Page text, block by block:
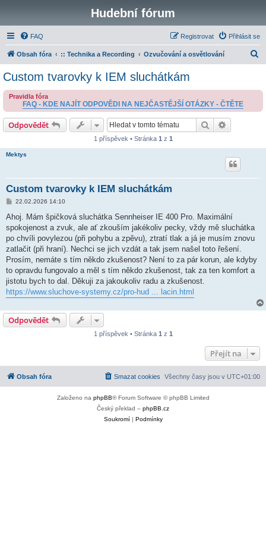
Hudební fórum
FAQ Přihlásit se
Registrovat
Obsah fóra :: Technika a Recording Ozvučování a osvětlování
a
Custom tvarovky k IEM sluchátkám
Pravidla fóra
FAQ - KDE NAJÍT ODPOVĚDI NA NEJČASTĚJŠÍ OTÁZKY - ČTĚTE
Odpovědět Hledat
1 příspěvek • Stránka 1 z 1
Mektys
Custom tvarovky k IEM sluchátkám
P
í
p
ě
e
k
22.02.2026 14:10
Ahoj. Mám špičková sluchátka Sennheiser IE 400 Pro. Maximální
spokojenost a zvuk, ale ať zkouším jakékoliv pecky, vždy mě sluchátka
po chvíli povylezou (při pohybu a zpěvu), ztratí tlak a já je musím znovu
zatlačit (při hraní). Nechci se jich vzdát a tak jsem našel toto řešení.
Prosím, nemáte s tím někdo zkušenost? Není to za pár korun, ale kdyby
to opravdu fungovalo a měl s tím někdo zkušenost, tak za ten komfort a
jistotu bych to dal. Děkuji za jakoukoliv radu a zkušenost.
https://www.sluchove-systemy.cz/pro-hud ... lacin.html
Odpovědět
1 příspěvek • Stránka 1 z 1
Přejít na
Obsah fóra Všechny časy jsou v UTC+01:00
Smazat cookies
Založeno na phpBB® Forum Software © phpBB Limited
Český překlad – phpBB.cz
Soukromí| Podmínky